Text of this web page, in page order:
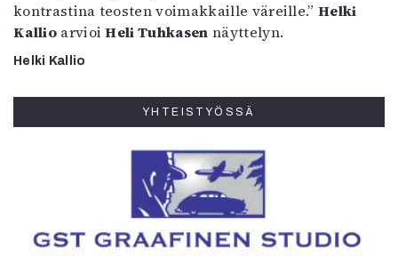
kontrastina teosten voimakkaille väreille.”Helki
KallioarvioiHeli Tuhkasen näyttelyn.
Helki Kallio
YHTEISTYÖSSÄ